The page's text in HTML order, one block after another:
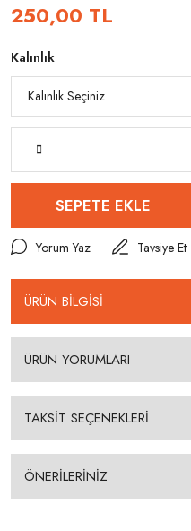
250,00 TL
Kalınlık
SEPETE EKLE
Yorum Yaz Tavsiye Et
ÜRÜN BİLGİSİ
ÜRÜN YORUMLARI
TAKSİT SEÇENEKLERİ
ÖNERİLERİNİZ